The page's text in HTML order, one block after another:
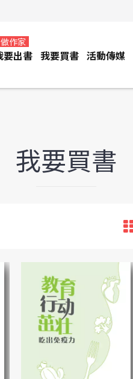
要出書
做作家
我要買書 活動傳媒
我要買書